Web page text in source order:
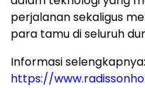
perjalanan sekaligus
para tamu di seluruh
Informasi selengkapnya:
https://